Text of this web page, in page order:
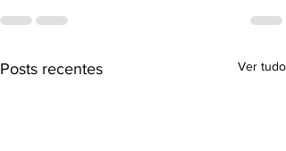
Posts recentes Ver tudo